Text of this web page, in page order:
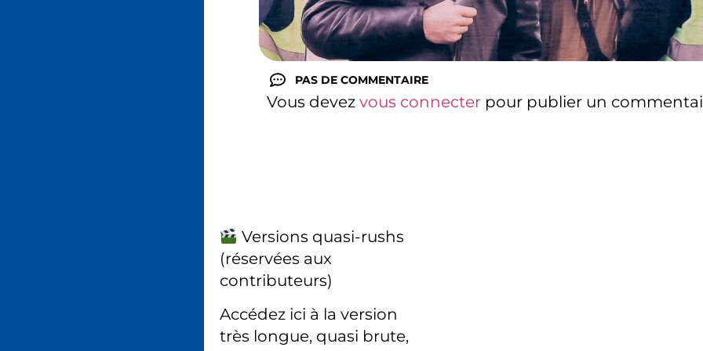
PAS DE COMMENTAIRE
Vous devez vous connecter pour publier un
Versions quasi-rushs
(réservées aux
contributeurs)
Accédez ici à la version
très longue, quasi brute,